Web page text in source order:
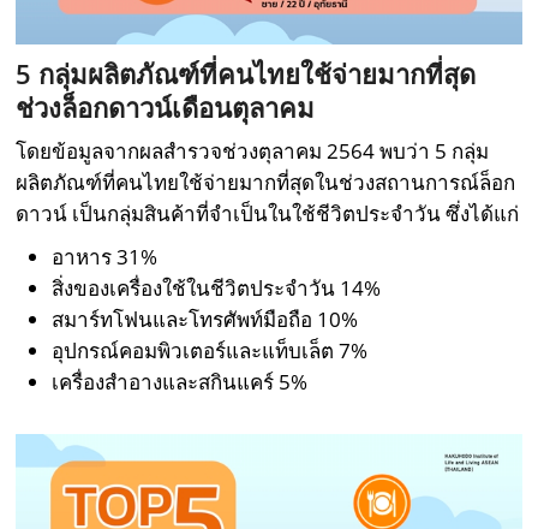
5 กลุ่มผลิตภัณฑ์ที่คนไทยใช้จ่ายมากที่สุด
ช่วงล็อกดาวน์เดือนตุลาคม
โดยข้อมูลจากผลสำรวจช่วงตุลาคม 2564 พบว่า 5 กลุ่ม
ผลิตภัณฑ์ที่คนไทยใช้จ่ายมากที่สุดในช่วงสถานการณ์ล็อก
ดาวน์ เป็นกลุ่มสินค้าที่จำเป็นในใช้ชีวิตประจำวัน ซึ่งได้แก่
อาหาร 31%
สิ่งของเครื่องใช้ในชีวิตประจำวัน 14%
สมาร์ทโฟนและโทรศัพท์มือถือ 10%
อุปกรณ์คอมพิวเตอร์และแท็บเล็ต 7%
เครื่องสำอางและสกินแคร์ 5%